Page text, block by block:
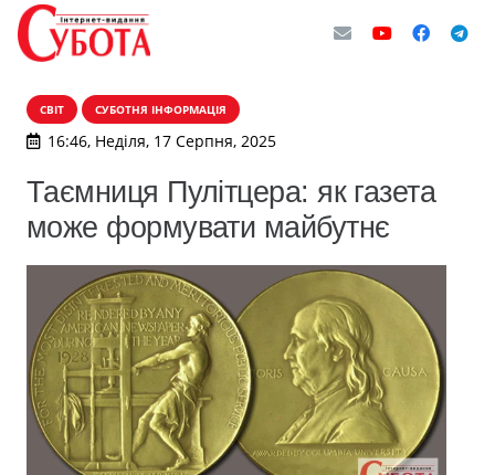
СВІТ СУБОТНЯ ІНФОРМАЦІЯ
16:46, Неділя, 17 Серпня, 2025
Таємниця Пулітцера: як газета
може формувати майбутнє